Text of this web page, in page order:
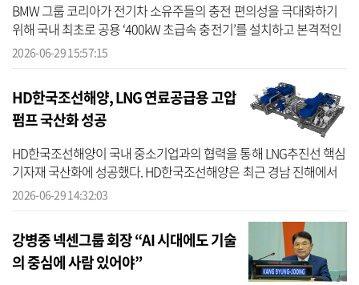
BMW 그룹 코리아가 전기차 소유주들의 충전 편의성을 극대화하기
위해 국내 최초로 공용 ‘400kW 초급속 충전기’를 설치하고 본격적인
운영을 시작한다고 29일 밝혔다. 국내 전기차 충전 인프라의 양적 및
2026-06-29 15:57:15
HD한국조선해양, LNG 연료공급용 고압
펌프 국산화 성공
HD한국조선해양이 국내 중소기업과의 협력을 통해 LNG추진선 핵심
기자재 국산화에 성공했다. HD한국조선해양은 최근 경남 진해에서
LNG 연료공급용 ‘고압펌프(High Pressure Pump)’의 최종 성능 검증
2026-06-29 14:32:03
강병중 넥센그룹 회장 “AI 시대에도 기술
의 중심에 사람 있어야”